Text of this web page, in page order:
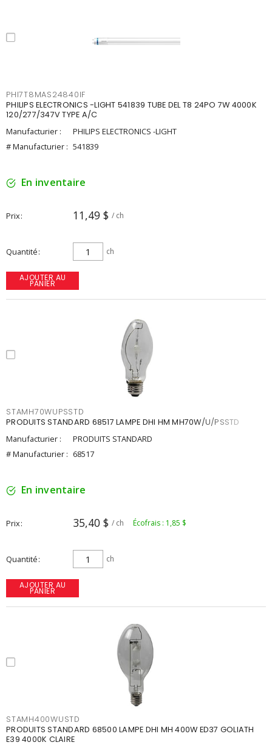
PHI7T8MAS24840IF
PHILIPS ELECTRONICS -LIGHT 541839 TUBE DEL T8 24PO 7W 4000K
120/277/347V TYPE A/C
Manufacturier :
PHILIPS ELECTRONICS -LIGHT
# Manufacturier : 541839
En inventaire
Prix 11,49 $ / ch
Quantité ch
AJOUTER AU
PANIER
STAMH70WUPSSTD
PRODUITS STANDARD 68517 LAMPE DHI HM MH70W/U/PSSTD
Manufacturier :
PRODUITS STANDARD
# Manufacturier : 68517
En inventaire
Prix 35,40 $ / ch Écofrais : 1,85 $
Quantité ch
AJOUTER AU
PANIER
STAMH400WUSTD
PRODUITS STANDARD 68500 LAMPE DHI MH 400W ED37 GOLIATH
E39 4000K CLAIRE